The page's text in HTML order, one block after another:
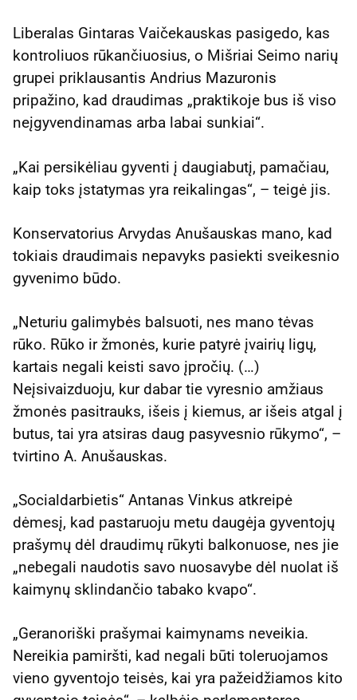
Liberalas Gintaras Vaičekauskas pasigedo, kas
kontroliuos rūkančiuosius, o Mišriai Seimo narių
grupei priklausantis Andrius Mazuronis
pripažino, kad draudimas „praktikoje bus iš viso
neįgyvendinamas arba labai sunkiai“.
„Kai persikėliau gyventi į daugiabutį, pamačiau,
kaip toks įstatymas yra reikalingas“, – teigė jis.
Konservatorius Arvydas Anušauskas mano, kad
tokiais draudimais nepavyks pasiekti sveikesnio
gyvenimo būdo.
„Neturiu galimybės balsuoti, nes mano tėvas
rūko. Rūko ir žmonės, kurie patyrė įvairių ligų,
kartais negali keisti savo įpročių. (…)
Neįsivaizduoju, kur dabar tie vyresnio amžiaus
žmonės pasitrauks, išeis į kiemus, ar išeis atgal į
butus, tai yra atsiras daug pasyvesnio rūkymo“, –
tvirtino A. Anušauskas.
„Socialdarbietis“ Antanas Vinkus atkreipė
dėmesį, kad pastaruoju metu daugėja gyventojų
prašymų dėl draudimų rūkyti balkonuose, nes jie
„nebegali naudotis savo nuosavybe dėl nuolat iš
kaimynų sklindančio tabako kvapo“.
„Geranoriški prašymai kaimynams neveikia.
Nereikia pamiršti, kad negali būti toleruojamos
vieno gyventojo teisės, kai yra pažeidžiamos kito